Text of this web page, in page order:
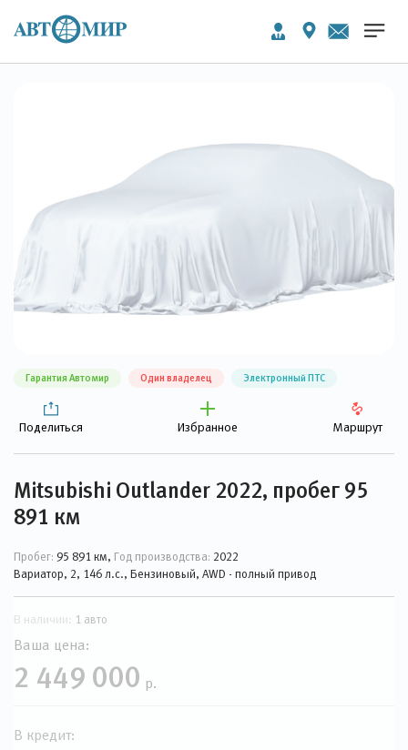
Гарантия Автомир Один владелец Электронный ПТС
Поделиться Избранное Маршрут
Mitsubishi Outlander 2022, пробег 95
891 км
Пробег: 95 891 км, Год производства: 2022
Вариатор, 2, 146 л.с., Бензиновый, AWD - полный привод
В наличии: 1 авто
Ваша цена:
2 449 000 р.
В кредит: